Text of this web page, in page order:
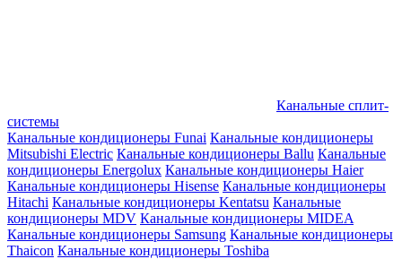
Канальные сплит-
системы
Канальные кондиционеры Funai Канальные кондиционеры
Mitsubishi Electric Канальные кондиционеры Ballu Канальные
кондиционеры Energolux Канальные кондиционеры Haier
Канальные кондиционеры Hisense Канальные кондиционеры
Hitachi Канальные кондиционеры Kentatsu Канальные
кондиционеры MDV Канальные кондиционеры MIDEA
Канальные кондиционеры Samsung Канальные кондиционеры
Thaicon Канальные кондиционеры Toshiba